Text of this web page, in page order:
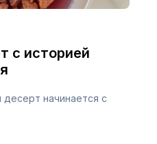
с историей
начинается с